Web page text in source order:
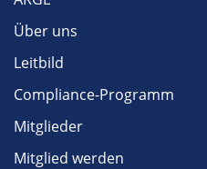
Über uns
Leitbild
Compliance-Programm
Mitglieder
Mitglied werden